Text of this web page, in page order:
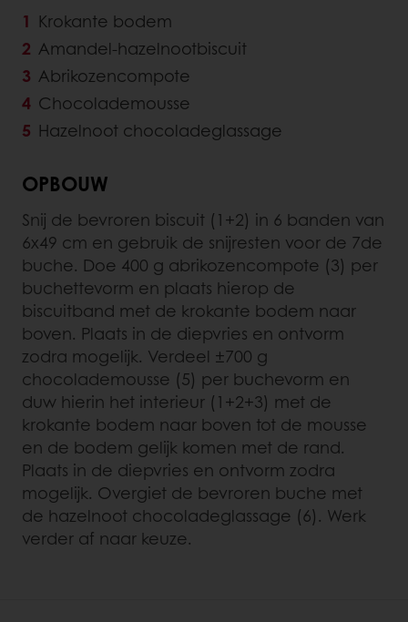
Krokante bodem
Amandel-hazelnootbiscuit
Abrikozencompote
Chocolademousse
Hazelnoot chocoladeglassage
OPBOUW
Snij de bevroren biscuit (1+2) in 6 banden van
6x49 cm en gebruik de snijresten voor de 7de
buche. Doe 400 g abrikozencompote (3) per
buchettevorm en plaats hierop de
biscuitband met de krokante bodem naar
boven. Plaats in de diepvries en ontvorm
zodra mogelijk. Verdeel ±700 g
chocolademousse (5) per buchevorm en
duw hierin het interieur (1+2+3) met de
krokante bodem naar boven tot de mousse
en de bodem gelijk komen met de rand.
Plaats in de diepvries en ontvorm zodra
mogelijk. Overgiet de bevroren buche met
de hazelnoot chocoladeglassage (6). Werk
verder af naar keuze.